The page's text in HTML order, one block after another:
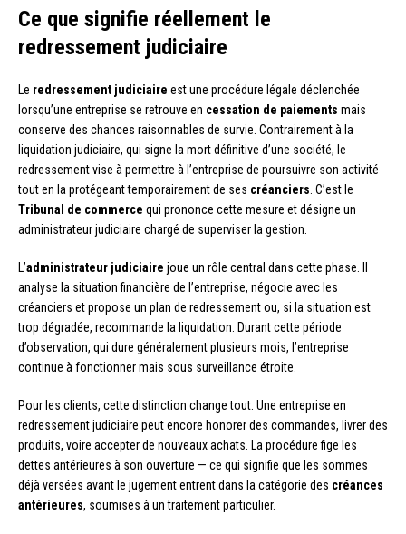
Ce que signifie réellement le
redressement judiciaire
Le redressement judiciaire est une procédure légale déclenchée
lorsqu’une entreprise se retrouve en cessation de paiements mais
conserve des chances raisonnables de survie. Contrairement à la
liquidation judiciaire, qui signe la mort définitive d’une société, le
redressement vise à permettre à l’entreprise de poursuivre son activité
tout en la protégeant temporairement de ses créanciers . C’est le
Tribunal de commerce qui prononce cette mesure et désigne un
administrateur judiciaire chargé de superviser la gestion.
L’administrateur judiciaire joue un rôle central dans cette phase. Il
analyse la situation financière de l’entreprise, négocie avec les
créanciers et propose un plan de redressement ou, si la situation est
trop dégradée, recommande la liquidation. Durant cette période
d’observation, qui dure généralement plusieurs mois, l’entreprise
continue à fonctionner mais sous surveillance étroite.
Pour les clients, cette distinction change tout. Une entreprise en
redressement judiciaire peut encore honorer des commandes, livrer des
produits, voire accepter de nouveaux achats. La procédure fige les
dettes antérieures à son ouverture — ce qui signifie que les sommes
déjà versées avant le jugement entrent dans la catégorie des créances
antérieures, soumises à un traitement particulier.